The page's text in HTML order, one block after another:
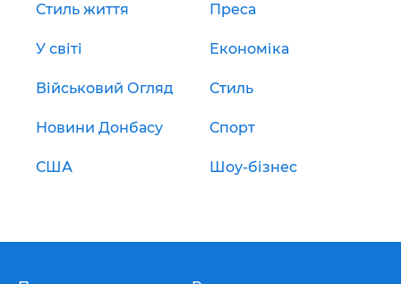
Стиль життя Преса
У світі Економіка
Військовий Огляд Стиль
Новини Донбасу Спорт
США Шоу-бізнес